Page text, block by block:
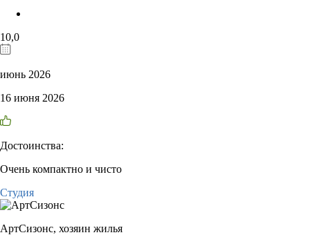
10,0
июнь 2026
16 июня 2026
Достоинства:
Очень компактно и чисто
Студия
АртСизонс, хозяин жилья